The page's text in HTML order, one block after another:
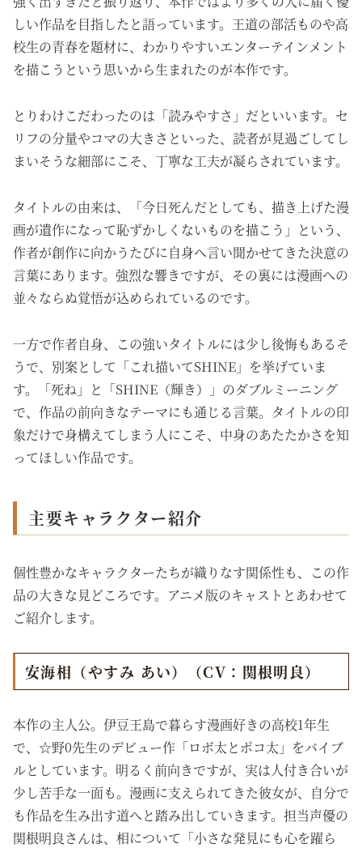
しい作品を目指したと語っています。王道の部活ものや高
校生の青春を題材に、わかりやすいエンターテインメント
を描こうという思いから生まれたのが本作です。
とりわけこだわったのは「読みやすさ」だといいます。セ
リフの分量やコマの大きさといった、読者が見過ごしてし
まいそうな細部にこそ、丁寧な工夫が凝らされています。
タイトルの由来は、「今日死んだとしても、描き上げた漫
画が遺作になって恥ずかしくないものを描こう」という、
作者が創作に向かうたびに自身へ言い聞かせてきた決意の
言葉にあります。強烈な響きですが、その裏には漫画への
並々ならぬ覚悟が込められているのです。
一方で作者自身、この強いタイトルには少し後悔もあるそ
うで、別案として「これ描いてSHINE」を挙げていま
す。「死ね」と「SHINE（輝き）」のダブルミーニング
で、作品の前向きなテーマにも通じる言葉。タイトルの印
象だけで身構えてしまう人にこそ、中身のあたたかさを知
ってほしい作品です。
主要キャラクター紹介
個性豊かなキャラクターたちが織りなす関係性も、この作
品の大きな見どころです。アニメ版のキャストとあわせて
ご紹介します。
安海相（やすみ あい）（CV：関根明良）
本作の主人公。伊豆王島で暮らす漫画好きの高校1年生
で、☆野0先生のデビュー作「ロボ太とポコ太」をバイブ
ルとしています。明るく前向きですが、実は人付き合いが
少し苦手な一面も。漫画に支えられてきた彼女が、自分で
も作品を生み出す道へと踏み出していきます。担当声優の
関根明良さんは、相について「小さな発見にも心を躍ら